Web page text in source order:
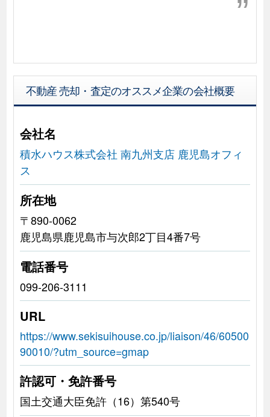
不動産 売却・査定のオススメ企業の会社概要
会社名
積水ハウス株式会社 南九州支店 鹿児島オフィ
ス
所在地
〒890-0062
鹿児島県鹿児島市与次郎2丁目4番7号
電話番号
099-206-3111
URL
https://www.sekisuihouse.co.jp/liaison/46/60500
90010/?utm_source=gmap
許認可・免許番号
国土交通大臣免許（16）第540号